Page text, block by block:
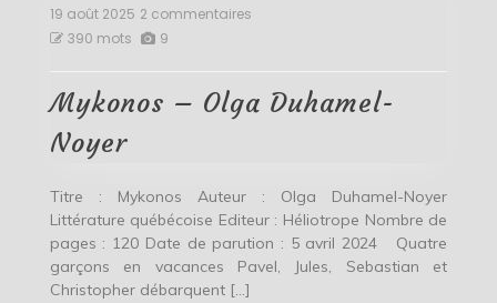
19 août 2025 2 commentaires
Duhamel-
Noyer
390 mots 9
Mykonos – Olga Duhamel-
Noyer
Titre : Mykonos Auteur : Olga Duhamel-Noyer
Littérature québécoise Editeur : Héliotrope Nombre de
pages : 120 Date de parution : 5 avril 2024 Quatre
garçons en vacances Pavel, Jules, Sebastian et
Christopher débarquent […]